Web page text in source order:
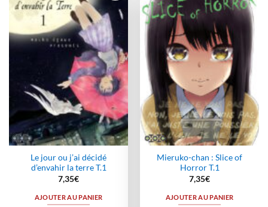
Ajouter
à la
wishlist
Le jour ou j’ai décidé
d’envahir la terre T.1
7,35€
AJOUTER AU PANIER
Ajouter
Mieruko-chan : Slice of
Horror T.1
7,35€
AJOUTER AU PANIER